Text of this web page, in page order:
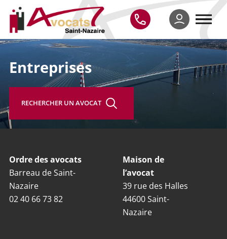
Entreprises
RECHERCHER UN AVOCAT
Ordre des avocats
Barreau de Saint-
Nazaire
02 40 66 73 82
Maison de
l’avocat
39 rue des Halles
44600 Saint-
Nazaire